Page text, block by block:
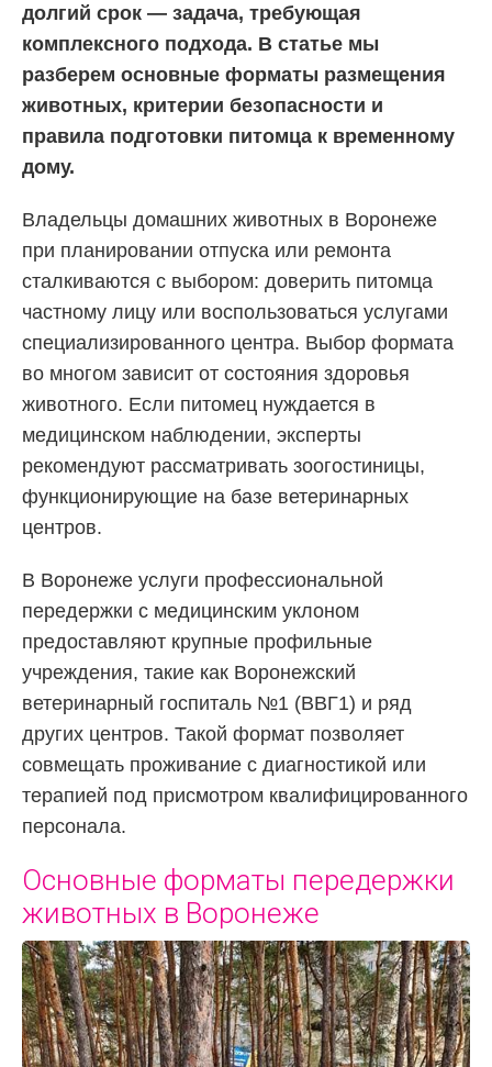
долгий срок — задача, требующая
комплексного подхода. В статье мы
разберем основные форматы размещения
животных, критерии безопасности и
правила подготовки питомца к временному
дому.
Владельцы домашних животных в Воронеже
при планировании отпуска или ремонта
сталкиваются с выбором: доверить питомца
частному лицу или воспользоваться услугами
специализированного центра. Выбор формата
во многом зависит от состояния здоровья
животного. Если питомец нуждается в
медицинском наблюдении, эксперты
рекомендуют рассматривать зоогостиницы,
функционирующие на базе ветеринарных
центров.
В Воронеже услуги профессиональной
передержки с медицинским уклоном
предоставляют крупные профильные
учреждения, такие как Воронежский
ветеринарный госпиталь №1 (ВВГ1) и ряд
других центров. Такой формат позволяет
совмещать проживание с диагностикой или
терапией под присмотром квалифицированного
персонала.
Основные форматы передержки
животных в Воронеже